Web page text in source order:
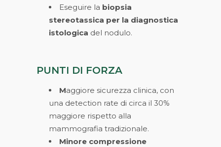
Eseguire la biopsia
stereotassica per la diagnostica
istologica del nodulo.
PUNTI DI FORZA
Maggiore sicurezza clinica, con
una detection rate di circa il 30%
maggiore rispetto alla
mammografia tradizionale.
Minore compressione